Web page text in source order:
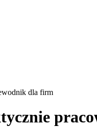
dla firm